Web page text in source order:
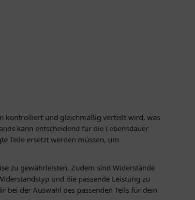
kontrolliert und gleichmäßig verteilt wird, was
kann entscheidend für die Lebensdauer
Teile ersetzt werden müssen, um
zu gewährleisten. Zudem sind Widerstände
und die passende Leistung zu
bei der Auswahl des passenden Teils für dein